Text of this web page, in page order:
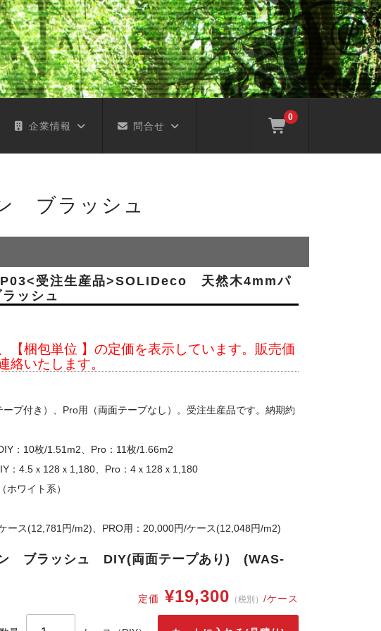
0
企業情報 問合せ
ブラッシュ
受注生産品>SOLIDeco 天然木4mmパ
ッシュ
【梱包単位 】の定価を表示しています。販売価
絡いたします。
プ付き）、Pro用（両面テープなし）。受注生産品です。納期約
：10枚/1.51m2、Pro：11枚/1.66m2
：4.5ｘ128ｘ1,180、Pro：4ｘ128ｘ1,180
ホワイト系）
ース(12,781円/m2)、PRO用：20,000円/ケース(12,048円/m2)
ブラッシュ DIY(両面テープあり) (WAS-
定価 ¥19,300 （税別） /ケース